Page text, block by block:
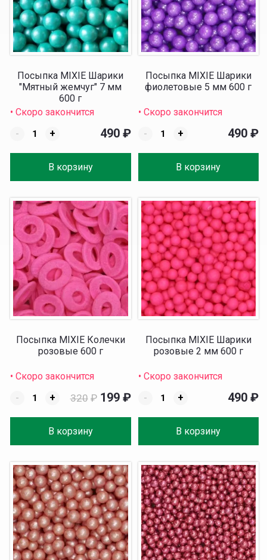
Посыпка MIXIE Шарики
"Мятный жемчуг" 7 мм
600 г
• Скоро закончится
-
+
В корзину
490 ₽
Посыпка MIXIE Шарики
фиолетовые 5 мм 600 г
• Скоро закончится
-
+
В корзину
490 ₽
Посыпка MIXIE Колечки
розовые 600 г
• Скоро закончится
-
+
В корзину
320 ₽ 199 ₽
Посыпка MIXIE Шарики
розовые 2 мм 600 г
• Скоро закончится
-
+
В корзину
490 ₽